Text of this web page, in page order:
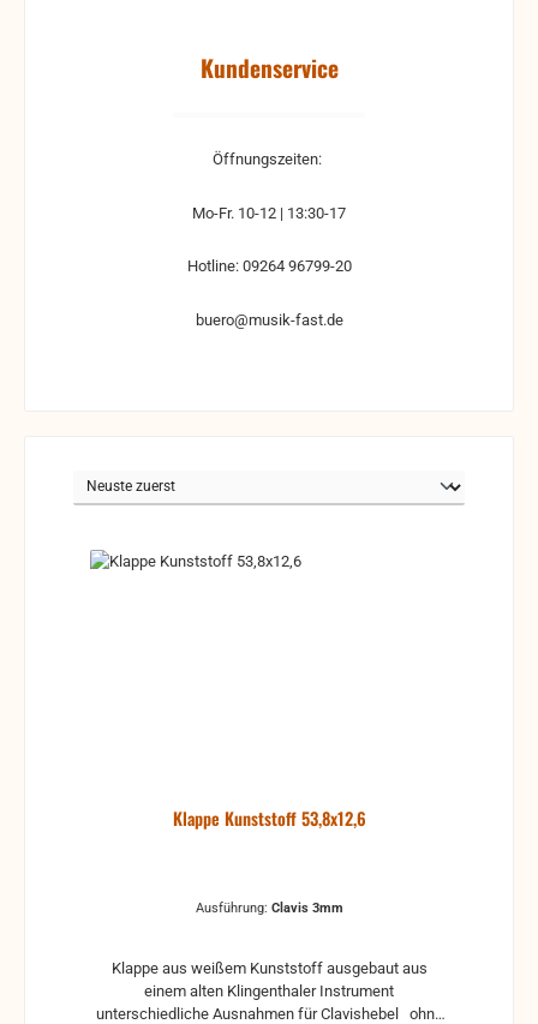
Kundenservice
Öffnungszeiten:
Mo-Fr. 10-12 | 13:30-17
Hotline: 09264 96799-20
buero@musik-fast.de
Klappe Kunststoff 53,8x12,6
Ausführung: Clavis 3mm
Klappe aus weißem Kunststoff ausgebaut aus
einem alten Klingenthaler Instrument
unterschiedliche Ausnahmen für Clavishebel ohne